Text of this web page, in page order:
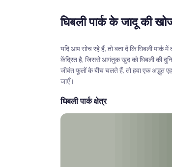
घिबली पार्क के जादू की
यदि आप सोच रहे हैं, तो बता दें कि घिबली पार्क में
केंद्रित है, जिससे आगंतुक खुद को घिबली की
जीवंत फूलों के बीच चलते हैं, तो हवा एक अद्भुत
जाएँ।
घिबली पार्क क्षेत्र